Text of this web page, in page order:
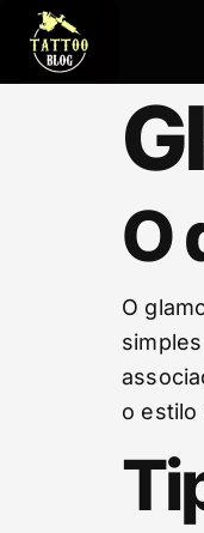
O
O
o estilo